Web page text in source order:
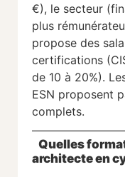
€), le secteur
plus
propose des
certifications
de 10 à 20%).
ESN proposent
complets.
Quelles
architecte en